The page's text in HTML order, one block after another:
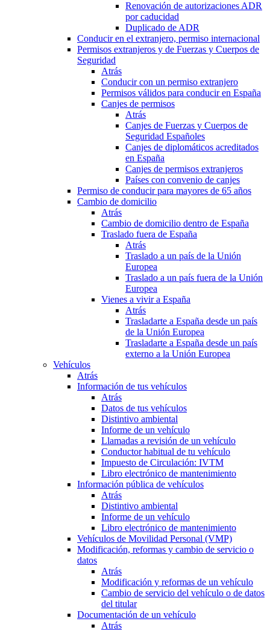
Renovación de autorizaciones ADR
por caducidad
Duplicado de ADR
Conducir en el extranjero, permiso internacional
Permisos extranjeros y de Fuerzas y Cuerpos de
Seguridad
Atrás
Conducir con un permiso extranjero
Permisos válidos para conducir en España
Canjes de permisos
Atrás
Canjes de Fuerzas y Cuerpos de
Seguridad Españoles
Canjes de diplomáticos acreditados
en España
Canjes de permisos extranjeros
Países con convenio de canjes
Permiso de conducir para mayores de 65 años
Cambio de domicilio
Atrás
Cambio de domicilio dentro de España
Traslado fuera de España
Atrás
Traslado a un país de la Unión
Europea
Traslado a un país fuera de la Unión
Europea
Vienes a vivir a España
Atrás
Trasladarte a España desde un país
de la Unión Europea
Trasladarte a España desde un país
externo a la Unión Europea
Vehículos
Atrás
Información de tus vehículos
Atrás
Datos de tus vehículos
Distintivo ambiental
Informe de un vehículo
Llamadas a revisión de un vehículo
Conductor habitual de tu vehículo
Impuesto de Circulación: IVTM
Libro electrónico de mantenimiento
Información pública de vehículos
Atrás
Distintivo ambiental
Informe de un vehículo
Libro electrónico de mantenimiento
Vehículos de Movilidad Personal (VMP)
Modificación, reformas y cambio de servicio o
datos
Atrás
Modificación y reformas de un vehículo
Cambio de servicio del vehículo o de datos
del titular
Documentación de un vehículo
Atrás